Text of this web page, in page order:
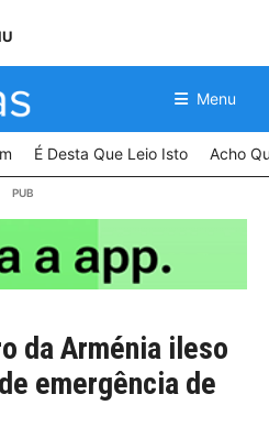
Menu
É Desta Que Leio Isto Acho
da Arménia ileso
emergência de